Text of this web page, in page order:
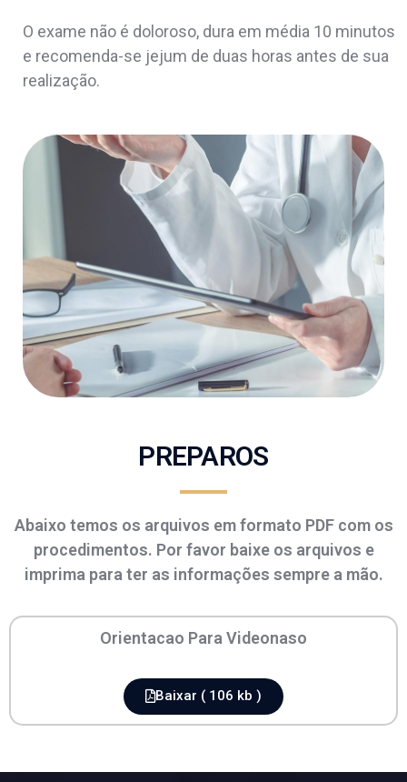
O exame não é doloroso, dura em média 10 minutos
e recomenda-se jejum de duas horas antes de sua
realização.
PREPAROS
Abaixo temos os arquivos em formato PDF com os
procedimentos. Por favor baixe os arquivos e
imprima para ter as informações sempre a mão.
Orientacao Para Videonaso
Baixar ( 106 kb )